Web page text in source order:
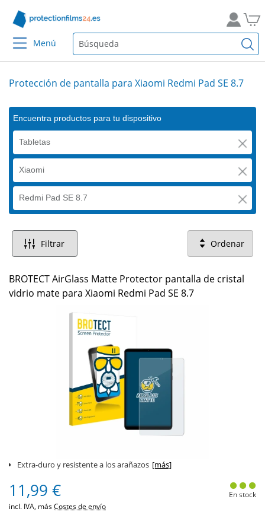
Menú
Protección de pantalla para Xiaomi Redmi Pad SE 8.7
Encuentra productos para tu dispositivo
Tabletas
Xiaomi
Redmi Pad SE 8.7
Filtrar Ordenar
BROTECT AirGlass Matte Protector pantalla de cristal
vidrio mate para Xiaomi Redmi Pad SE 8.7
Extra-duro y resistente a los arañazos [más]
11,99 €
incl. IVA, másCostes de envío
En stock